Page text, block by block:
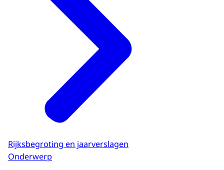
Rijksbegroting en jaarverslagen
Onderwerp